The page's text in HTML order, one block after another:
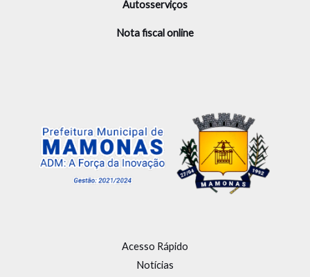
Autosserviços
Nota fiscal online
Acesso Rápido
Notícias